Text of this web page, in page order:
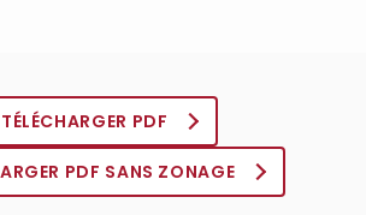
TÉLÉCHARGER PDF
PDF SANS ZONAGE